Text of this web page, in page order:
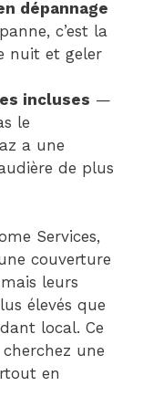
dépannage
c’est la
nuit et geler
incluses —
le
a une
de plus
Services,
couverture
leurs
élevés que
local. Ce
une
en